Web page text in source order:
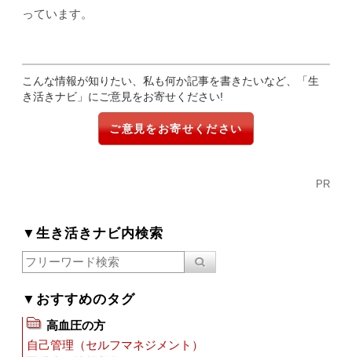
っています。
こんな情報が知りたい、私も何か記事を書きたいなど、「生
き活きナビ」にご意見をお寄せください!
ご意見をお寄せください
PR
▼生き活きナビ内検索
▼おすすめのタグ
高血圧の方
自己管理（セルフマネジメント）